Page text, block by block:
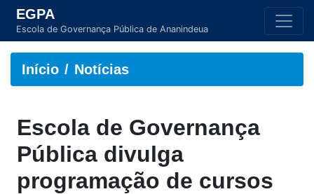
EGPA
Escola de Governança Pública de Ananindeua
Início Notícias
Escola de Governança
Pública divulga
programação de cursos